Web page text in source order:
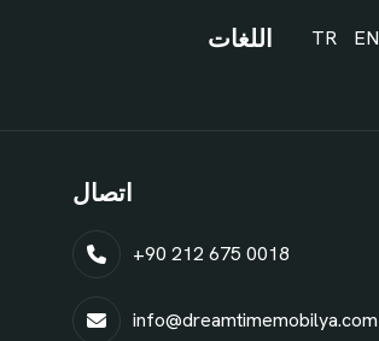
اللغات TR EN
اتصال
+90 212 675 0018
info@dreamtimemobilya.com